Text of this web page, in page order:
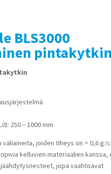
BLS3000
250 – 1000 mm
väliaineita, joiden tiheys on > 0,6 g/
kelluvien materiaalien kanssa,
jopa vaahtoavat